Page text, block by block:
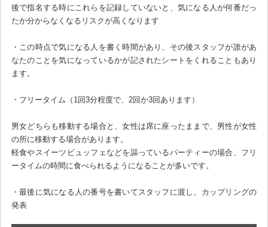
後で指名する時にこれらを記録していないと、気になる人が何番だっ
たか分からなくなるリスクが高くなります
・この時点で気になる人を書く時間があり、その後スタッフが誰があ
なたのことを気になっているかが記されたシートをくれることもあり
ます。
・フリータイム（1回3分程度で、2回か3回あります）
男女どちらも移動する場合と、女性は席に座ったままで、男性が女性
の所に移動する場合があります。
軽食やスイーツビュッフェなどを謳っているパーティーの場合、フリ
ータイムの時間に食べられるようになることが多いです。
・最後に気になる人の番号を書いてスタッフに渡し、カップリングの
発表